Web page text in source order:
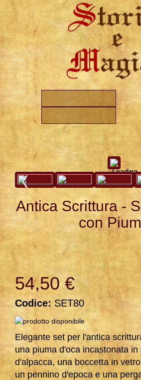
Antica Scrittura -
con
54,50 €
Codice: SET80
Elegante set per l'antica
una piuma d'oca incastonata
d'alpacca, una boccetta in
un pennino d'epoca e una